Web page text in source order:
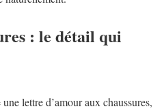
: le détail qui
lettre d’amour aux chaussures,